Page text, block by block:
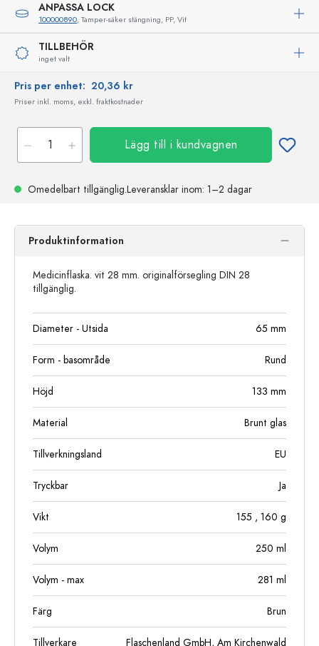
ANPASSA LOCK
100000890, Tamper-säker stängning, PP, Vit
TILLBEHÖR
inget valt
Pris per enhet: 20,36 kr
Priser inkl. moms, exkl. fraktkostnader
Lägg till i kundvagnen
Omedelbart tillgänglig.Leveransklar inom: 1–2 dagar
Produktinformation
Medicinflaska. vit 28 mm. originalförsegling DIN 28
tillgänglig.
Diameter - Utsida 65 mm
Form - basområde Rund
Höjd 133 mm
Material Brunt glas
Tillverkningsland EU
Tryckbar Ja
Vikt 155 , 160 g
Volym 250 ml
Volym - max 281 ml
Färg Brun
Tillverkare Flaschenland GmbH, Am Kirchenwald